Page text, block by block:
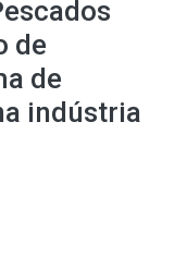
de
de
indústria